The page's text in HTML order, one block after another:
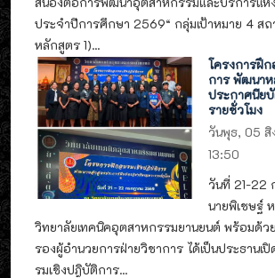
ประจำปีการศึกษา 2569“ กลุ่มเป้าหมาย 4 ส
หลักสูตร 1)...
โครงการฝึ
การ พัฒนา
ประกาศนีย
รายชั่วโมง
วันพุธ, 05
13:50
วันที่ 21-22
นายพิเชษฐ์
วิทยาลัยเทคนิคอุตสาหกรรมยานยนต์ พร้อมด้ว
รองผู้อำนวยการฝ่ายวิชาการ ได้เป็นประธานเ
รมเชิงปฎิบัติการ...